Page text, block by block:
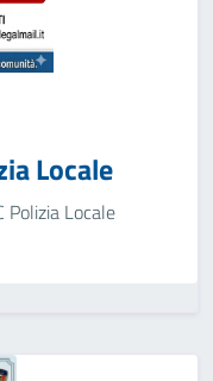
Locale
Polizia Locale